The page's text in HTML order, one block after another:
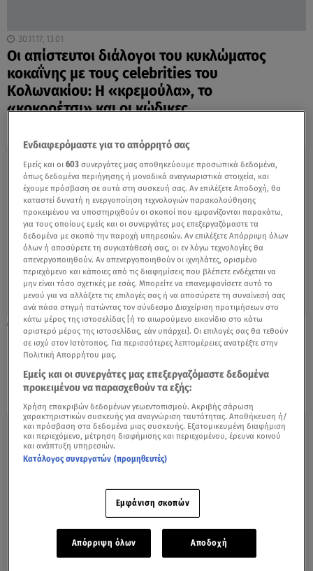
30.11.17, 13:01
Οι απίστευτοι διάλογοι του κυκλώματος
κοκαΐνης με τους celebrities του
Κολωνακίου: Η «κρεμούλα», το
«κοκορέτσι» και οι κώδικες
12.06.17, 12:54
H Σκορδά έβγαλε τα τακούνια για χάρη του
Καλίδη! – Τα γαλλικά του σεφ στην
κουζίνα!
Ενδιαφερόμαστε για το απόρρητό σας
Εμείς και οι603 συνεργάτες μας αποθηκεύουμε προσωπικά δεδομένα,
όπως δεδομένα περιήγησης ή μοναδικά αναγνωριστικά στοιχεία, και
έχουμε πρόσβαση σε αυτά στη συσκευή σας. Αν επιλέξετε Αποδοχή, θα
καταστεί δυνατή η ενεργοποίηση τεχνολογιών παρακολούθησης
προκειμένου να υποστηριχθούν οι σκοποί που εμφανίζονται παρακάτω,
για τους οποίους εμείς και οι συνεργάτες μας επεξεργαζόμαστε τα
δεδομένα με σκοπό την παροχή υπηρεσιών. Αν επιλέξετε Απόρριψη όλων
όλων ή αποσύρετε τη συγκατάθεσή σας, οι εν λόγω τεχνολογίες θα
απενεργοποιηθούν. Αν απενεργοποιηθούν οι ιχνηλάτες, ορισμένο
περιεχόμενο και κάποιες από τις διαφημίσεις που βλέπετε ενδέχεται να
μην είναι τόσο σχετικές με εσάς. Μπορείτε να επανεμφανίσετε αυτό το
μενού για να αλλάξετε τις επιλογές σας ή να αποσύρετε τη συναίνεσή σας
ανά πάσα στιγμή πατώντας τον σύνδεσμο Διαχείριση προτιμήσεων στο
κάτω μέρος της ιστοσελίδας [ή το αιωρούμενο εικονίδιο στο κάτω
αριστερό μέρος της ιστοσελίδας, εάν υπάρχει]. Οι επιλογές σας θα τεθούν
σε ισχύ στον Ιστότοπος. Για περισσότερες λεπτομέρειες ανατρέξτε στην
Πολιτική Απορρήτου μας.
Εμείς και οι συνεργάτες μας επεξεργαζόμαστε δεδομένα
προκειμένου να παρασχεθούν τα εξής:
Χρήση επακριβών δεδομένων γεωεντοπισμού. Ακριβής σάρωση
χαρακτηριστικών συσκευής για αναγνώριση ταυτότητας. Αποθήκευση ή/
και πρόσβαση στα δεδομένα μιας συσκευής. Εξατομικευμένη διαφήμιση
και περιεχόμενο, μέτρηση διαφήμισης και περιεχομένου, έρευνα κοινού
και ανάπτυξη υπηρεσιών.
Κατάλογος συνεργατών (προμηθευτές)
Εμφάνιση σκοπών
Απόρριψη όλων Αποδοχή